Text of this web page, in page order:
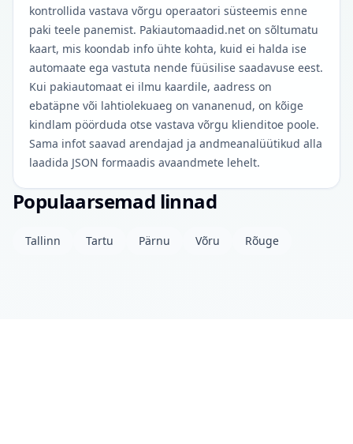
kontrollida vastava võrgu operaatori süsteemis enne
paki teele panemist. Pakiautomaadid.net on sõltumatu
kaart, mis koondab info ühte kohta, kuid ei halda ise
automaate ega vastuta nende füüsilise saadavuse eest.
Kui pakiautomaat ei ilmu kaardile, aadress on
ebatäpne või lahtiolekuaeg on vananenud, on kõige
kindlam pöörduda otse vastava võrgu klienditoe poole.
Sama infot saavad arendajad ja andmeanalüütikud alla
laadida JSON formaadis avaandmete lehelt.
Populaarsemad linnad
Tallinn Tartu Pärnu Võru Rõuge